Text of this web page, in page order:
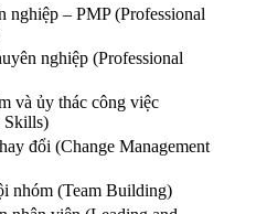
nghiệp – PMP (Professional
nghiệp (Professional
và ủy thác công việc
Skills)
đổi (Change Management
nhóm (Team Building)